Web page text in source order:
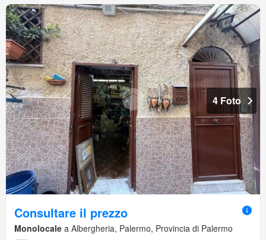
4 Foto
Consultare il prezzo
Monolocale a Albergheria, Palermo, Provincia di Palermo